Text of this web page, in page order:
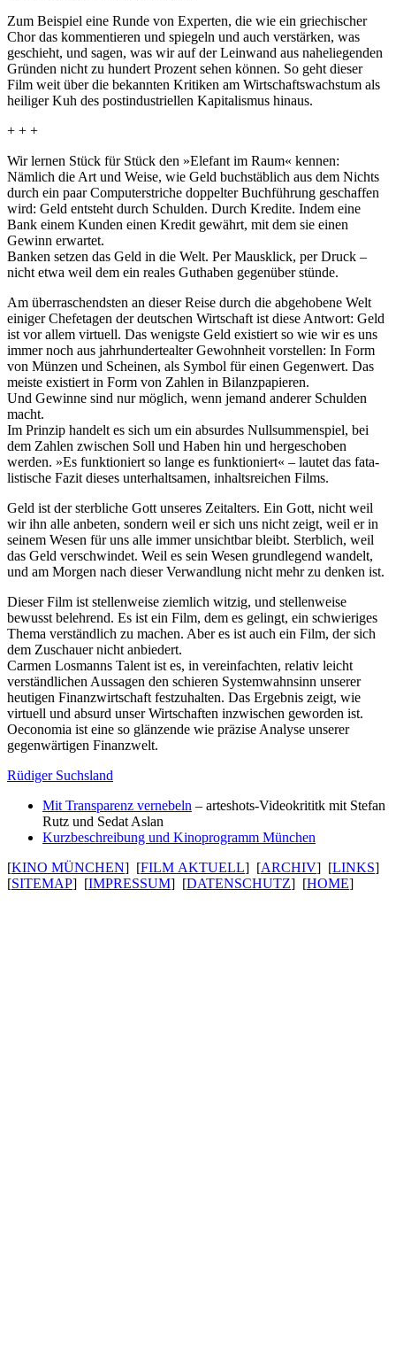
Zum Beispiel eine Runde von Experten, die wie ein grie­chi­scher
Chor das kommen­tieren und spiegeln und auch verstärken, was
geschieht, und sagen, was wir auf der Leinwand aus nahe­lie­genden
Gründen nicht zu hundert Prozent sehen können. So geht dieser
Film weit über die bekannten Kritiken am Wirt­schafts­wachstum als
heiliger Kuh des post­in­dus­tri­ellen Kapi­ta­lismus hinaus.
+ + +
Wir lernen Stück für Stück den »Elefant im Raum« kennen:
Nämlich die Art und Weise, wie Geld buchs­täb­lich aus dem Nichts
durch ein paar Compu­ter­striche doppelter Buch­füh­rung geschaffen
wird: Geld entsteht durch Schulden. Durch Kredite. Indem eine
Bank einem Kunden einen Kredit gewährt, mit dem sie einen
Gewinn erwartet.
Banken setzen das Geld in die Welt. Per Mausklick, per Druck –
nicht etwa weil dem ein reales Guthaben gegenüber stünde.
Am über­ra­schendsten an dieser Reise durch die abge­ho­bene Welt
einiger Chef­etagen der deutschen Wirt­schaft ist diese Antwort: Geld
ist vor allem virtuell. Das wenigste Geld existiert so wie wir es uns
immer noch aus jahr­hun­der­te­alter Gewohn­heit vorstellen: In Form
von Münzen und Scheinen, als Symbol für einen Gegenwert. Das
meiste existiert in Form von Zahlen in Bilanz­pa­pieren.
Und Gewinne sind nur möglich, wenn jemand anderer Schulden
macht.
Im Prinzip handelt es sich um ein absurdes Null­sum­men­spiel, bei
dem Zahlen zwischen Soll und Haben hin und herge­schoben
werden. »Es funk­tio­niert so lange es funk­tio­niert« – lautet das fata­
lis­ti­sche Fazit dieses unter­halt­samen, inhalts­rei­chen Films.
Geld ist der sterb­liche Gott unseres Zeit­al­ters. Ein Gott, nicht weil
wir ihn alle anbeten, sondern weil er sich uns nicht zeigt, weil er in
seinem Wesen für uns alle immer unsichtbar bleibt. Sterblich, weil
das Geld verschwindet. Weil es sein Wesen grund­le­gend wandelt,
und am Morgen nach dieser Verwand­lung nicht mehr zu denken ist.
Dieser Film ist stel­len­weise ziemlich witzig, und stel­len­weise
bewusst belehrend. Es ist ein Film, dem es gelingt, ein schwie­riges
Thema verständ­lich zu machen. Aber es ist auch ein Film, der sich
dem Zuschauer nicht anbiedert.
Carmen Losmanns Talent ist es, in verein­fachten, relativ leicht
verständ­li­chen Aussagen den schieren System­wahn­sinn unserer
heutigen Finanz­wirt­schaft fest­zu­halten. Das Ergebnis zeigt, wie
virtuell und absurd unser Wirt­schaften inzwi­schen geworden ist.
Oeconomia ist eine so glänzende wie präzise Analyse unserer
gegen­wär­tigen Finanz­welt.
Rüdiger Suchsland
Mit Trans­pa­renz vernebeln – arteshots-Video­kri­titk mit Stefan
Rutz und Sedat Aslan
Kurzbeschreibung und Kinoprogramm München
[KINO MÜNCHEN] [FILM AKTUELL] [ARCHIV] [LINKS]
[SITEMAP] [IMPRESSUM] [DATENSCHUTZ] [HOME]